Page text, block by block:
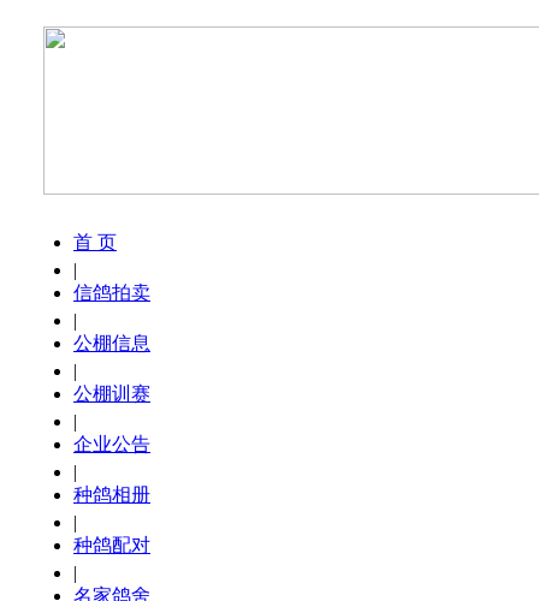
首 页
|
信鸽拍卖
|
公棚信息
|
公棚训赛
|
企业公告
|
种鸽相册
|
种鸽配对
|
名家鸽舍